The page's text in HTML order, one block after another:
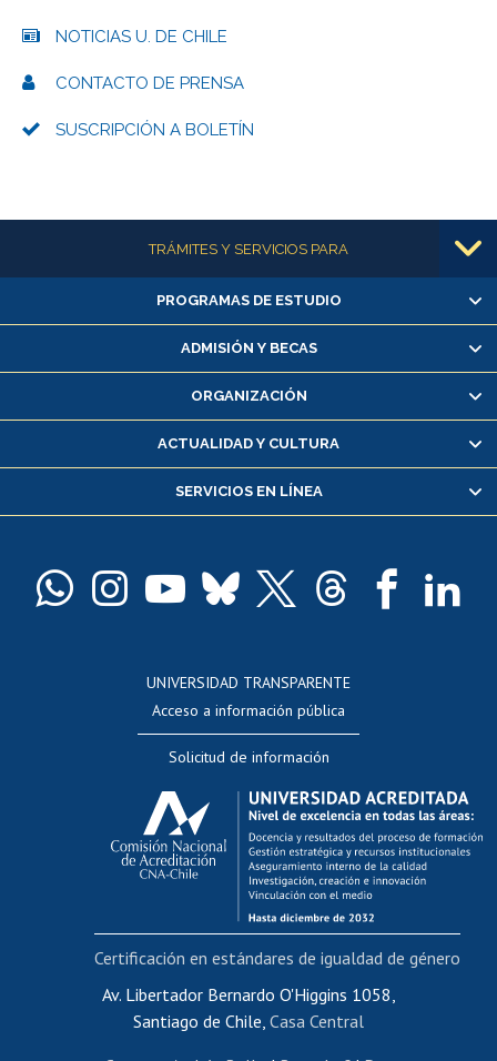
NOTICIAS U. DE CHILE
CONTACTO DE PRENSA
SUSCRIPCIÓN A BOLETÍN
Más informaciónTRÁMITES Y SERVICIOS PARA
Alumnas/os y exalumnas/os
Matrícula en línea
Inscripción y cambio de asignaturas
Consulta y certificado de notas
Servicio médico y dental
Pago de arancel y crédito alumnos
Docentes
Evaluación docente
Calificación académica
Postulación al AUCAI
Funcionarias/os
Cursos internos de capacitación
Bienestar del personal
Portal de movilidad interna
Certificado de renta
Certificado de renta honorarios
PROGRAMAS DE ESTUDIO
ADMISIÓN Y BECAS
ORGANIZACIÓN
ACTUALIDAD Y CULTURA
SERVICIOS EN LÍNEA
UNIVERSIDAD TRANSPARENTE
Acceso a información pública
Solicitud de información
Av. Libertador Bernardo O'Higgins 1058,
Santiago de Chile, Casa Central
Certificación en estándares de igualdad de género